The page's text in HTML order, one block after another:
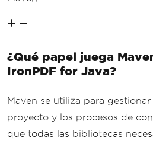
¿Qué papel juega
IronPDF for Java?
Maven se utiliza para
proyecto y los procesos de
que todas las bibliotecas